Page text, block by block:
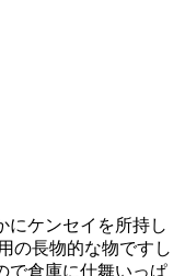
にケンセイを所持し
の長物的な物ですし
で倉庫に仕舞いっぱ